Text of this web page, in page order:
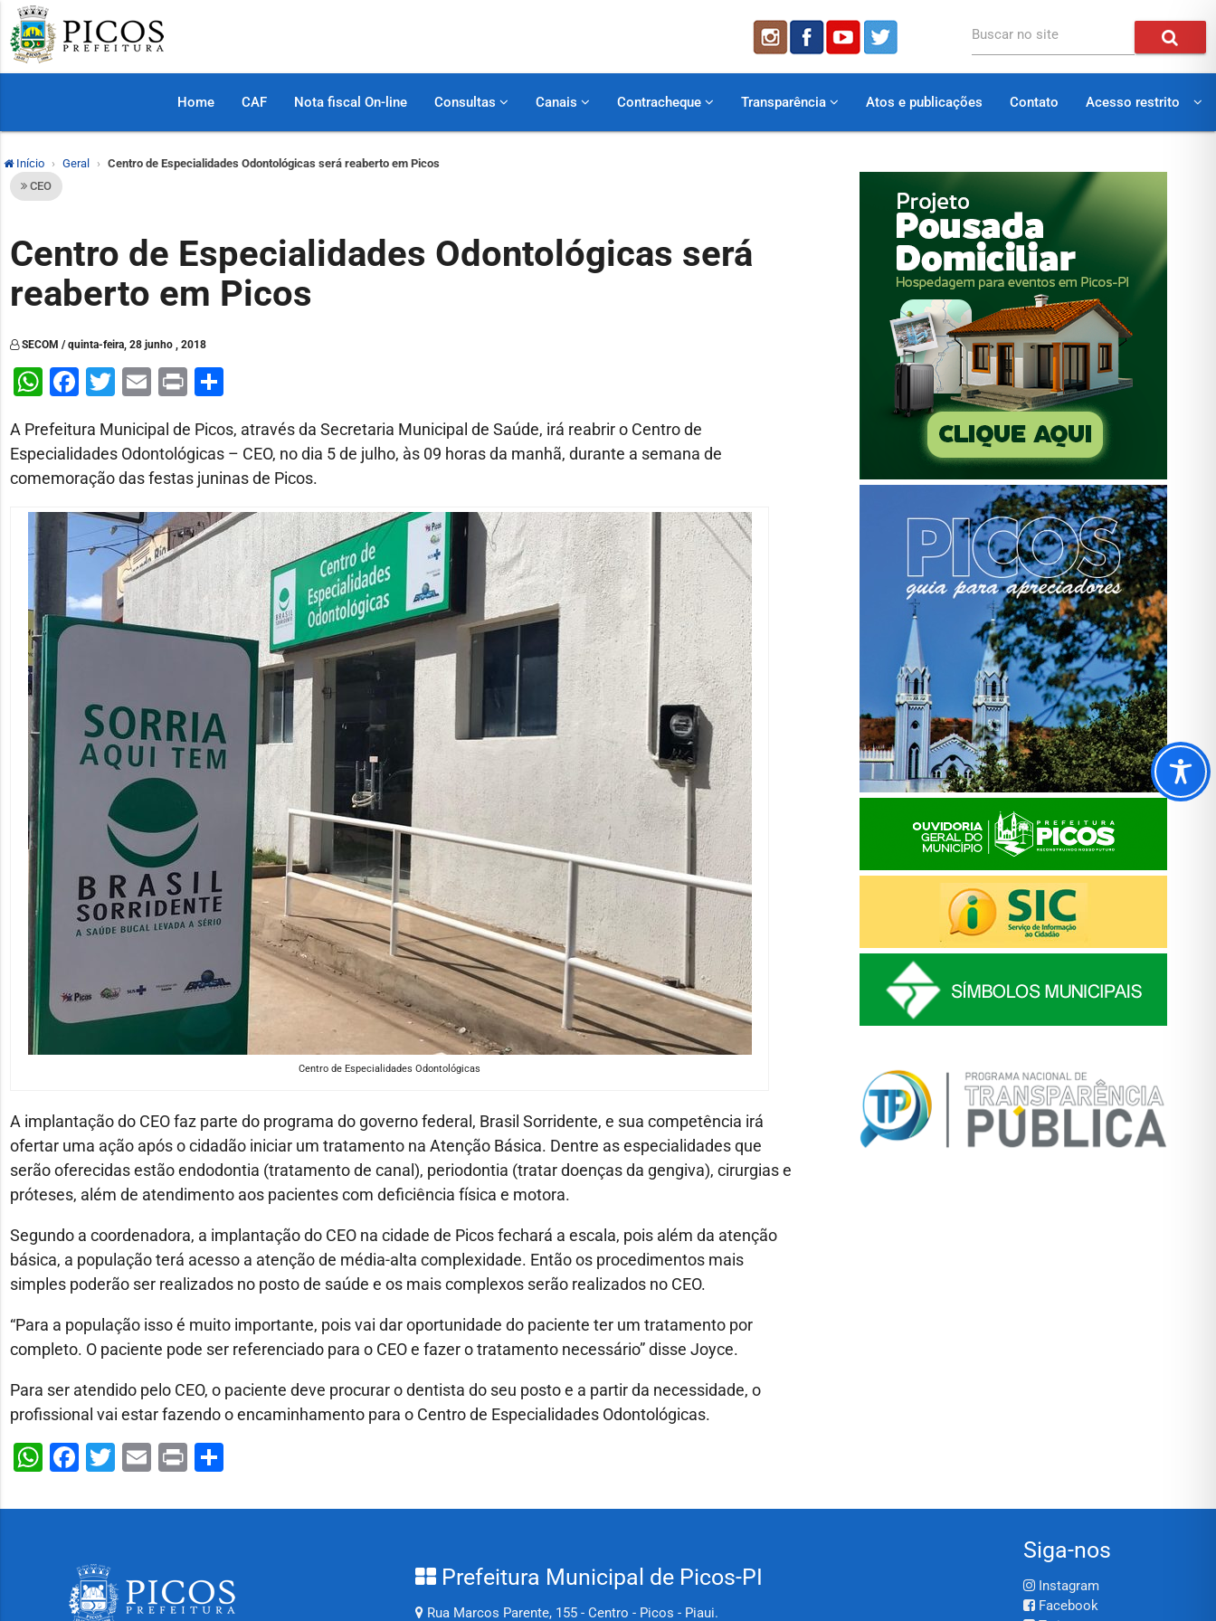
Buscar no site
Home CAF Nota fiscal On-line Consultas Canais Contracheque Transparência Atos e publicações Contato Acesso restrito
Início Geral
Centro de Especialidades Odontológicas será reaberto em Picos
CEO
Centro de Especialidades Odontológicas será
reaberto em Picos
SECOM / quinta-feira, 28 junho , 2018
WhatsApp
Facebook
Twitter
Email
Print
A Prefeitura Municipal de Picos, através da Secretaria Municipal de Saúde, irá reabrir o Centro de
Especialidades Odontológicas – CEO, no dia 5 de julho, às 09 horas da manhã, durante a semana de
comemoração das festas juninas de Picos.
Centro de Especialidades Odontológicas
A implantação do CEO faz parte do programa do governo federal, Brasil Sorridente, e sua competência irá
ofertar uma ação após o cidadão iniciar um tratamento na Atenção Básica. Dentre as especialidades que
serão oferecidas estão endodontia (tratamento de canal), periodontia (tratar doenças da gengiva), cirurgias e
próteses, além de atendimento aos pacientes com deficiência física e motora.
Segundo a coordenadora, a implantação do CEO na cidade de Picos fechará a escala, pois além da atenção
básica, a população terá acesso a atenção de média-alta complexidade. Então os procedimentos mais
simples poderão ser realizados no posto de saúde e os mais complexos serão realizados no CEO.
“Para a população isso é muito importante, pois vai dar oportunidade do paciente ter um tratamento por
completo. O paciente pode ser referenciado para o CEO e fazer o tratamento necessário” disse Joyce.
Para ser atendido pelo CEO, o paciente deve procurar o dentista do seu posto e a partir da necessidade, o
profissional vai estar fazendo o encaminhamento para o Centro de Especialidades Odontológicas.
WhatsApp
Facebook
Twitter
Email
Print
Prefeitura Municipal de Picos-PI
Rua Marcos Parente, 155 - Centro - Picos - Piaui.
Siga-nos
Instagram
Facebook